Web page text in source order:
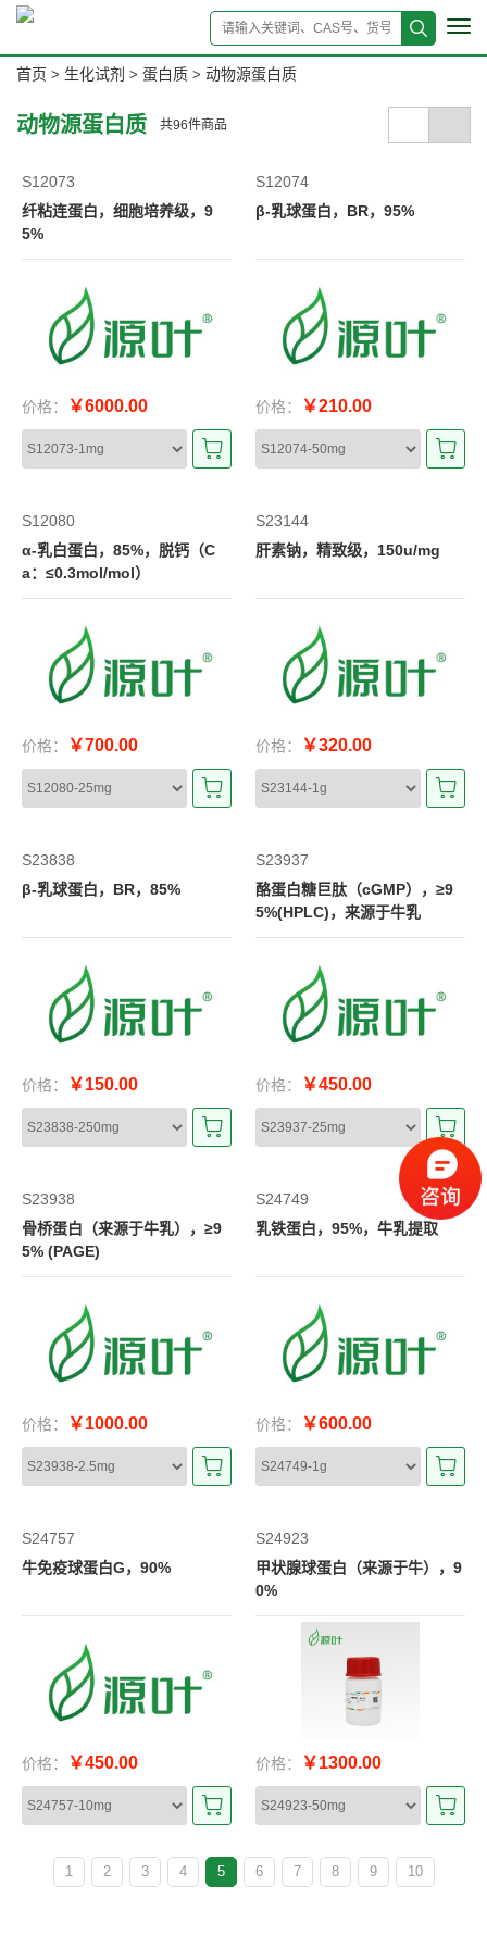
首页 > 生化试剂 > 蛋白质 > 动物源蛋白质
动物源蛋白质 共96件商品
S12073
纤粘连蛋白，细胞培养级，9
5%
价格： ￥6000.00
S12074
β-乳球蛋白，BR，95%
价格： ￥210.00
S12080
α-乳白蛋白，85%，脱钙（C
a：≤0.3mol/mol）
价格： ￥700.00
S23144
肝素钠，精致级，150u/mg
价格： ￥320.00
S23838
β-乳球蛋白，BR，85%
价格： ￥150.00
S23937
酪蛋白糖巨肽（cGMP），≥9
5%(HPLC)，来源于牛乳
价格： ￥450.00
S23938
骨桥蛋白（来源于牛乳），≥9
5% (PAGE)
价格： ￥1000.00
S24749
乳铁蛋白，95%，牛乳提取
价格： ￥600.00
S24757
牛免疫球蛋白G，90%
价格： ￥450.00
S24923
甲状腺球蛋白（来源于牛），9
0%
价格： ￥1300.00
1 2 3 4 5 6 7 8 9 10